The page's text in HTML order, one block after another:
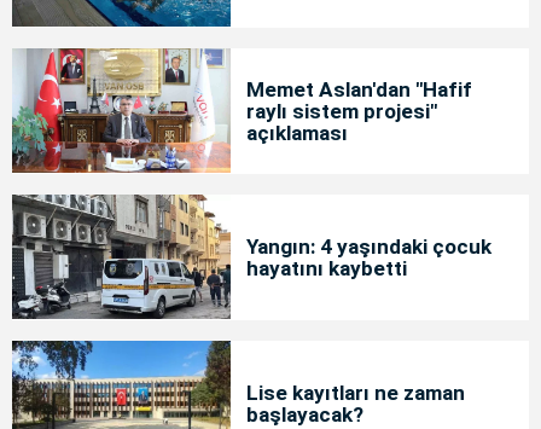
Memet Aslan'dan "Hafif
raylı sistem projesi"
açıklaması
Yangın: 4 yaşındaki çocuk
hayatını kaybetti
Lise kayıtları ne zaman
başlayacak?